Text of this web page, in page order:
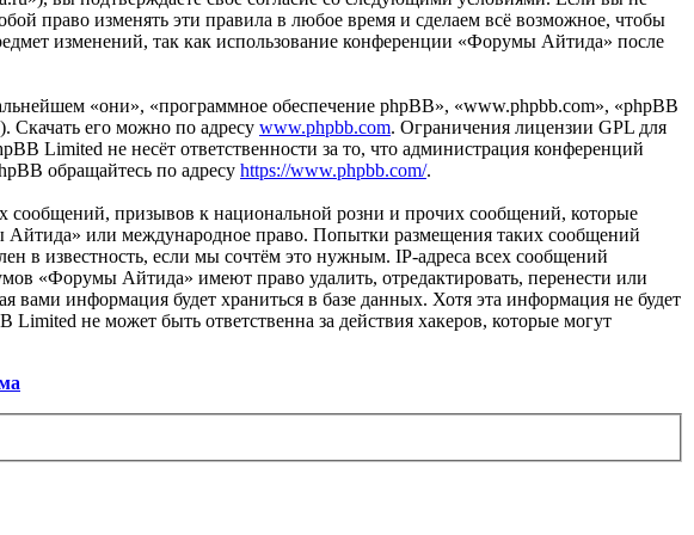
право изменять эти правила в любое время и сделаем всё возможное, чтобы
изменений, так как использование конференции «Форумы Айтида» после
«они», «программное обеспечение phpBB», «www.phpbb.com», «phpBB
Скачать его можно по адресу www.phpbb.com. Ограничения лицензии GPL для
Limited не несёт ответственности за то, что администрация конференций
обращайтесь по адресу https://www.phpbb.com/.
сообщений, призывов к национальной розни и прочих сообщений, которые
Айтида» или международное право. Попытки размещения таких сообщений
в известность, если мы сочтём это нужным. IP-адреса всех сообщений
«Форумы Айтида» имеют право удалить, отредактировать, перенести или
информация будет храниться в базе данных. Хотя эта информация не будет
не может быть ответственна за действия хакеров, которые могут